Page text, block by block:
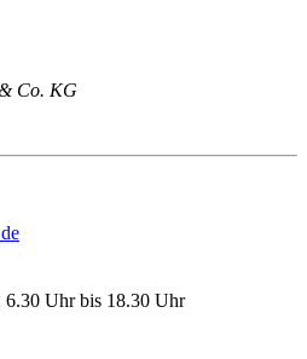
Co. KG
6.30 Uhr bis 18.30 Uhr